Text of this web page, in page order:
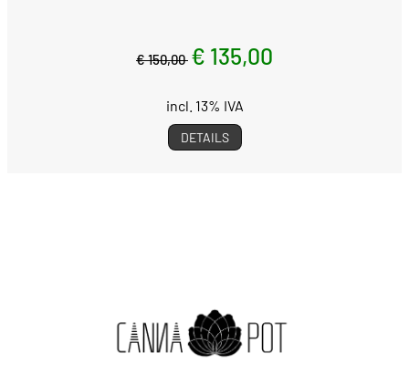
€ 150,00 € 135,00
incl. 13% IVA
DETAILS